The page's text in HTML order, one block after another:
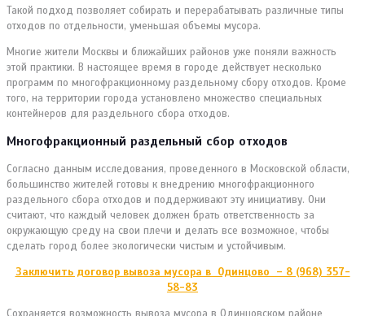
Такой подход позволяет собирать и перерабатывать различные типы
отходов по отдельности, уменьшая объемы мусора.
Многие жители Москвы и ближайших районов уже поняли важность
этой практики. В настоящее время в городе действует несколько
программ по многофракционному раздельному сбору отходов. Кроме
того, на территории города установлено множество специальных
контейнеров для раздельного сбора отходов.
Многофракционный раздельный сбор отходов
Согласно данным исследования, проведенного в Московской области,
большинство жителей готовы к внедрению многофракционного
раздельного сбора отходов и поддерживают эту инициативу. Они
считают, что каждый человек должен брать ответственность за
окружающую среду на свои плечи и делать все возможное, чтобы
сделать город более экологически чистым и устойчивым.
Заключить договор вывоза мусора в Одинцово – 8 (968) 357-
58-83
Сохраняется возможность вывоза мусора в Одинцовском районе